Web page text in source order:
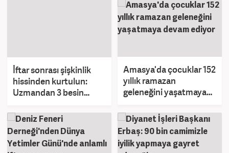
İftar sonrası şişkinlik
hissinden kurtulun:
Uzmandan 3 besin
Amasya'da çocuklar 152
yıllık ramazan
geleneğini yaşatmaya